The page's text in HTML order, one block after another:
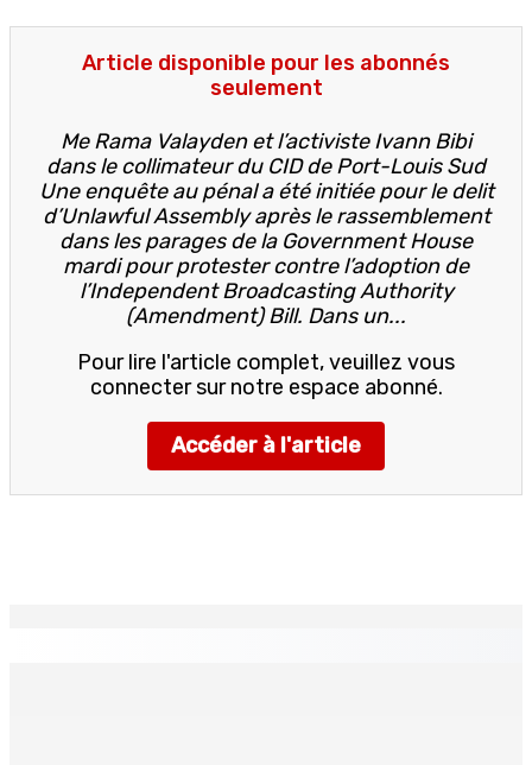
Article disponible pour les abonnés
seulement
Me Rama Valayden et l’activiste Ivann Bibi
dans le collimateur du CID de Port-Louis Sud
Une enquête au pénal a été initiée pour le delit
d’Unlawful Assembly après le rassemblement
dans les parages de la Government House
mardi pour protester contre l’adoption de
l’Independent Broadcasting Authority
(Amendment) Bill. Dans un...
Pour lire l'article complet, veuillez vous
connecter sur notre espace abonné.
Accéder à l'article